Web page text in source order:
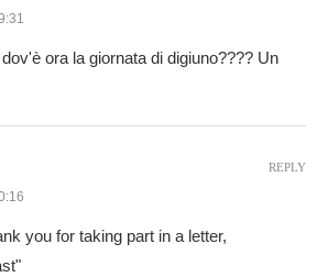
ora la giornata di digiuno???? Un
you for taking part in a letter,
REPLY